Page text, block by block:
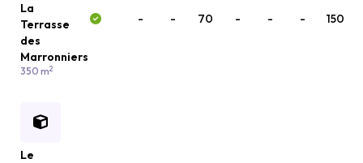
La
Terrasse
des
Marronniers
350 m2
- - 70 - - - 150
Le